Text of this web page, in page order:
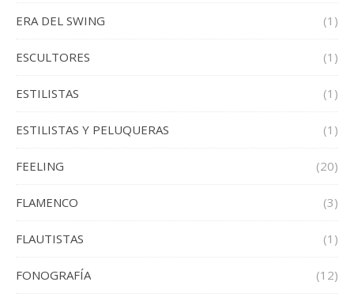
ERA DEL SWING (1)
ESCULTORES (1)
ESTILISTAS (1)
ESTILISTAS Y PELUQUERAS (1)
FEELING (20)
FLAMENCO (3)
FLAUTISTAS (1)
FONOGRAFÍA (12)